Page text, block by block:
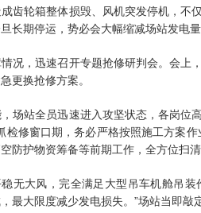
齿轮箱整体损毁、风机突发停机，不
长期停运，势必会大幅缩减场站发电
况，迅速召开专题抢修研判会。会上
更换抢修方案。
场站全员迅速进入攻坚状态，各岗
检修窗口期，务必严格按照施工方案
防护物资筹备等前期工作，全方位扫
无大风，完全满足大型吊车机舱吊
最大限度减少发电损失。”场站当即敲